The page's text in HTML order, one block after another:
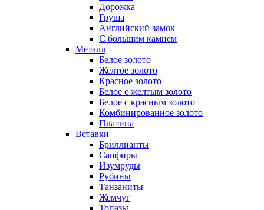
Дорожка
Груша
Английский замок
С большим камнем
Металл
Белое золото
Желтое золото
Красное золото
Белое с желтым золото
Белое с красным золото
Комбинированное золото
Платина
Вставки
Бриллианты
Сапфиры
Изумруды
Рубины
Танзаниты
Жемчуг
Топазы